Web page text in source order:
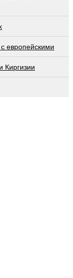
европейскими
Киргизии